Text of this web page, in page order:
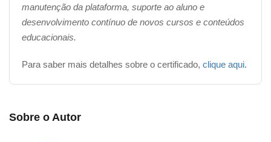
de R$ 49,90, podendo ser pago por boleto bancário,
Assim que o pagamento for confirmado (o prazo de
manutenção da plataforma, suporte ao aluno e
desenvolvimento contínuo de novos cursos e conteúdos
educacionais.
Para saber mais detalhes sobre o certificado, clique aqui.
Sobre o Autor